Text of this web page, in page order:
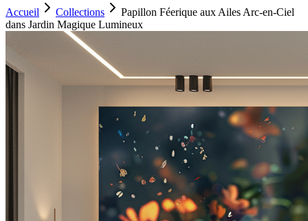
Accueil Collections
Papillon Féerique aux Ailes Arc-en-Ciel
dans Jardin Magique Lumineux